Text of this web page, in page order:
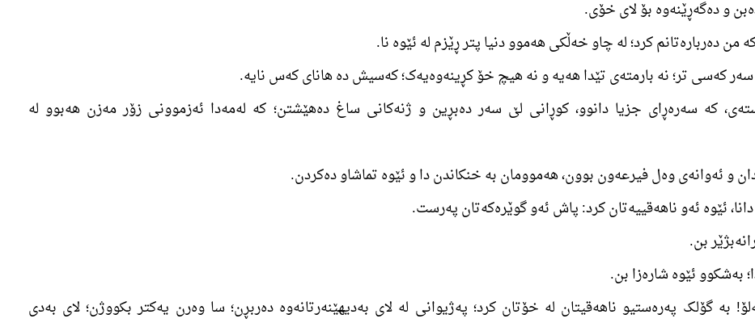
کە سەرەڕای جزیا دانوو، کوڕانی لێ سەر دەبڕین و ژنەکانی ساغ دەهێشتن؛ کە لەمەدا ئەزموونی زۆر مەزن هەبوو لە
بە گۆلک پەرەستیو ناھەقیتان لە خۆتان کرد؛ پەژیوانی لە لای بەدیھێنەرتانەوە دەربڕن؛ سا وەرن یەکتر بکووژن؛ لای بەدی